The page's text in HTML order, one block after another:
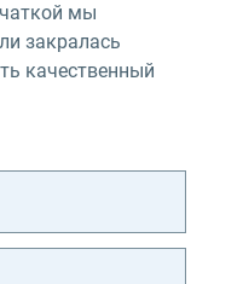
мы
закралась
качественный